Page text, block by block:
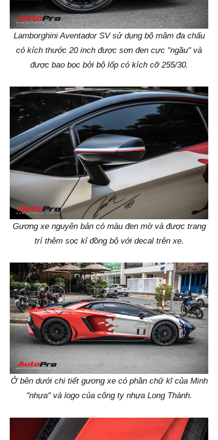
Lamborghini Aventador SV sử dụng bộ mâm đa chấu
có kích thước 20 inch được sơn đen cực "ngầu" và
được bao bọc bởi bộ lốp có kích cỡ 255/30.
Gương xe nguyên bản có màu đen mờ và được trang
trí thêm sọc kỉ đồng bộ với decal trên xe.
Ở bên dưới chi tiết gương xe có phần chữ kĩ của Minh
"nhựa" và logo của công ty nhựa Long Thành.